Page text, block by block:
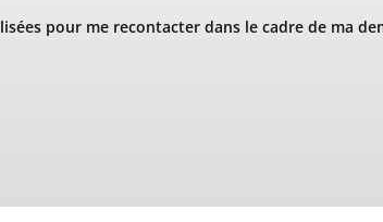
pour me recontacter dans le cadre de ma